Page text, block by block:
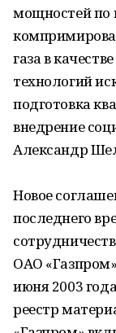
мощностей по
газа в
технологий
подготовка
внедрение
Александр
Новое
последнего
ОАО
июня 2003
реестр